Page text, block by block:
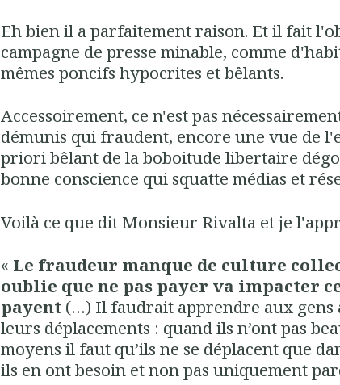
Eh bien il a parfaitement raison. Et il fait
campagne de presse minable, comme
mêmes poncifs hypocrites et bêlants.
Accessoirement, ce n'est pas
démunis qui fraudent, encore une vue de
priori bêlant de la boboitude libertaire
bonne conscience qui squatte médias et
Voilà ce que dit Monsieur Rivalta et je
« Le fraudeur manque de culture
oublie que ne pas payer va impacter
payent (…) Il faudrait apprendre aux gens
leurs déplacements : quand ils n’ont pas
moyens il faut qu’ils ne se déplacent que
ils en ont besoin et non pas uniquement